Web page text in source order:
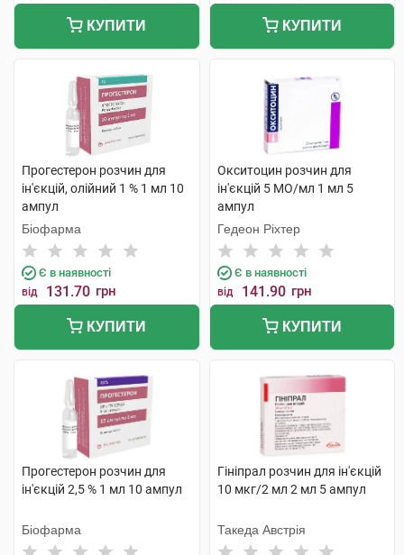
КУПИТИ КУПИТИ
Прогестерон розчин для
ін'єкцій, олійний 1 % 1 мл 10
ампул
Біофарма
Є в наявності
від 131.70 грн
КУПИТИ
Окситоцин розчин для
ін'єкцій 5 МО/мл 1 мл 5
ампул
Гедеон Ріхтер
Є в наявності
від 141.90 грн
КУПИТИ
Прогестерон розчин для
ін'єкцій 2,5 % 1 мл 10 ампул
Біофарма
Гініпрал розчин для ін'єкцій
10 мкг/2 мл 2 мл 5 ампул
Такеда Австрія